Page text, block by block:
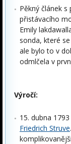
Pěkný článek
přistávacího
Emily
sonda, které
ale bylo to v
odmlčela v
Výročí:
15. dubna
Friedrich Struve